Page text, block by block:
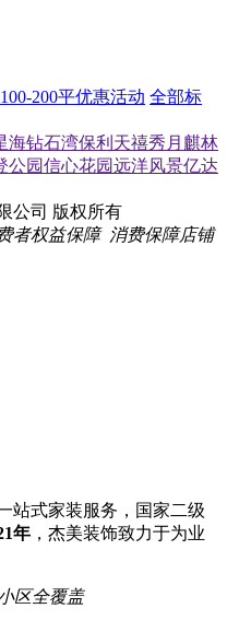
100-200平优惠活动 全部标
海钻石湾保利天禧秀月麒林
公园信心花园远洋风景亿达
公司 版权所有
者权益保障 消费保障店铺
站式家装服务，国家二级
年 ，杰美装饰致力于为业
区全覆盖